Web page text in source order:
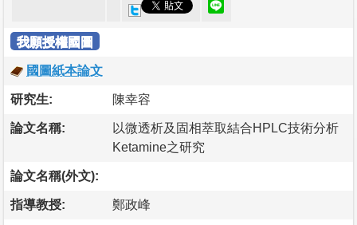
我願授權國圖
國圖紙本論文
研究生: 陳幸容
論文名稱:
以微透析及固相萃取結合HPLC技術分析
Ketamine之研究
論文名稱(外文):
指導教授: 鄭政峰